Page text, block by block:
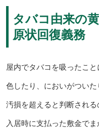
タバコ由来の
原状回復義務
屋内でタバコを吸ったこ
色したり、においがつい
汚損を超えると判断される
入居時に支払った敷金で